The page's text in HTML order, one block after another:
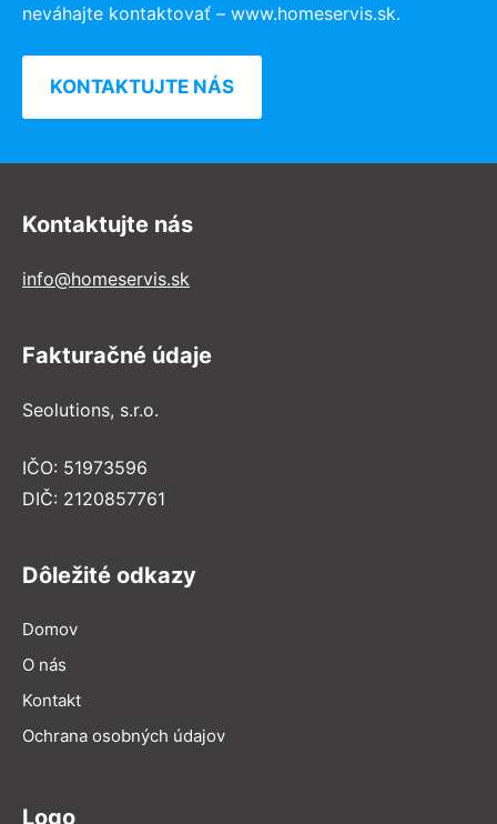
neváhajte kontaktovať – www.homeservis.sk.
KONTAKTUJTE NÁS
Kontaktujte nás
info@homeservis.sk
Fakturačné údaje
Seolutions, s.r.o.
IČO: 51973596
DIČ: 2120857761
Dôležité odkazy
Domov
O nás
Kontakt
Ochrana osobných údajov
Logo